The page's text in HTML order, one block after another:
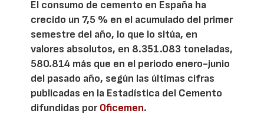
El consumo de cemento en España ha
crecido un 7,5 % en el acumulado del primer
semestre del año, lo que lo sitúa, en
valores absolutos, en 8.351.083 toneladas,
580.814 más que en el periodo enero-junio
del pasado año, según las últimas cifras
publicadas en la Estadística del Cemento
difundidas porOficemen.